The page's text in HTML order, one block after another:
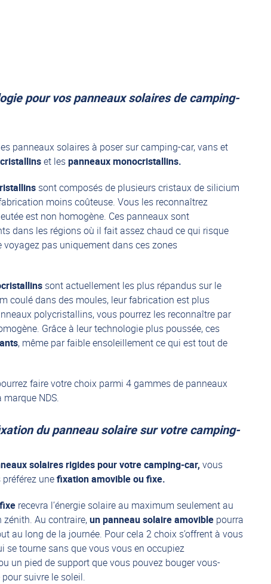
pour vos panneaux solaires de camping-
panneaux solaires à poser sur camping-car, vans et
et lespanneaux monocristallins.
sont composés de plusieurs cristaux de silicium
moins coûteuse. Vous les reconnaîtrez
est non homogène. Ces panneaux sont
dans les régions où il fait assez chaud ce qui risque
voyagez pas uniquement dans ces zones
sont actuellement les plus répandus sur le
coulé dans des moules, leur fabrication est plus
polycristallins, vous pourrez les reconnaître par
Grâce à leur technologie plus poussée, ces
, même par faible ensoleillement ce qui est tout de
faire votre choix parmi 4 gammes de panneaux
NDS.
du panneau solaire sur votre camping-
solaires rigides pour votre camping-car, vous
unefixation amovible ou fixe.
recevra l’énergie solaire au maximum seulement au
Au contraire,un panneau solaire amovible pourra
au long de la journée. Pour cela 2 choix s’offrent à vous
se tourne sans que vous vous en occupiez
un pied de support que vous pouvez bouger vous-
suivre le soleil.